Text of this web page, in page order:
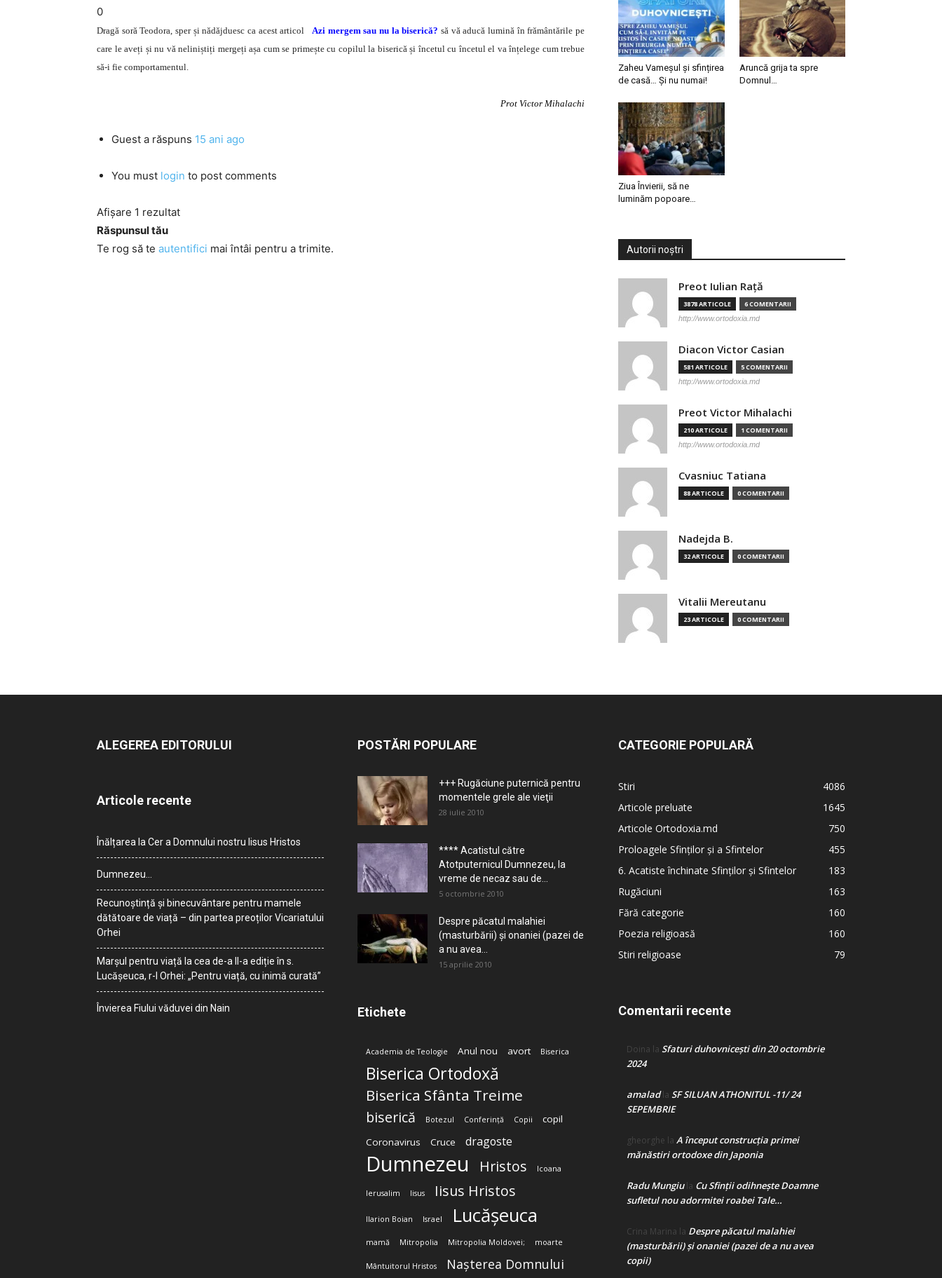
0
Dragă soră Teodora, sper și nădăjduesc ca acest articolAzi mergem sau nu la biserică? să vă aducă lumină în frământările pe
care le aveți și nu vă neliniștiți mergeți așa cum se primește cu copilul la biserică și încetul cu încetul el va înțelege cum trebue
să-i fie comportamentul.
Prot Victor Mihalachi
Guest a răspuns 15 ani ago
You must login to post comments
Afișare 1 rezultat
Răspunsul tău
Te rog să te autentifici mai întâi pentru a trimite.
Zaheu Vameșul și sfințirea
de casă… Și nu numai!
Aruncă grija ta spre
Domnul…
Ziua Învierii, să ne
luminăm popoare…
Autorii noștri
Preot Iulian Raţă
3878 ARTICOLE 6 COMENTARII
http://www.ortodoxia.md
Diacon Victor Casian
581 ARTICOLE 5 COMENTARII
http://www.ortodoxia.md
Preot Victor Mihalachi
210 ARTICOLE 1 COMENTARII
http://www.ortodoxia.md
Cvasniuc Tatiana
88 ARTICOLE 0 COMENTARII
Nadejda B.
32 ARTICOLE 0 COMENTARII
Vitalii Mereutanu
23 ARTICOLE 0 COMENTARII
ALEGEREA EDITORULUI
Articole recente
Înălțarea la Cer a Domnului nostru Iisus Hristos
Dumnezeu…
Recunoștință și binecuvântare pentru mamele
dătătoare de viață – din partea preoților Vicariatului
Orhei
Marșul pentru viață la cea de-a II-a ediție în s.
Lucășeuca, r-l Orhei: „Pentru viață, cu inimă curată”
Învierea Fiului văduvei din Nain
POSTĂRI POPULARE
+++ Rugăciune puternică pentru
momentele grele ale vieţii
28 iulie 2010
**** Acatistul către
Atotputernicul Dumnezeu, la
vreme de necaz sau de...
5 octombrie 2010
Despre păcatul malahiei
(masturbării) şi onaniei (pazei de
a nu avea...
15 aprilie 2010
Etichete
Academia de Teologie Anul nou avort Biserica
Biserica Ortodoxă
Biserica Sfânta Treime
biserică Botezul Conferință Copii
copil
Coronavirus
Cruce dragoste
Dumnezeu Hristos Icoana
Ierusalim Iisus Iisus Hristos
Ilarion Boian Israel Lucășeuca
mamă Mitropolia Mitropolia Moldovei; moarte
Mântuitorul Hristos Nașterea Domnului
CATEGORIE POPULARĂ
Stiri
4086
Articole preluate
1645
Articole Ortodoxia.md
750
Proloagele Sfinților și a Sfintelor
455
6. Acatiste închinate Sfinților și Sfintelor
183
Rugăciuni
163
Fără categorie
160
Poezia religioasă
160
Stiri religioase
79
Comentarii recente
Doina la Sfaturi duhovnicești din 20 octombrie
2024
amaladla SF SILUAN ATHONITUL -11/ 24
SEPEMBRIE
gheorghe la A început construcţia primei
mănăstiri ortodoxe din Japonia
Radu Mungiula Cu Sfinții odihnește Doamne
sufletul nou adormitei roabei Tale…
Crina Marina la Despre păcatul malahiei
(masturbării) şi onaniei (pazei de a nu avea
copii)